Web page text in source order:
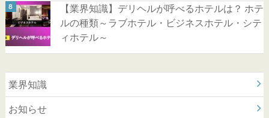
【業界知識】デリヘルが呼べるホテルは？ ホテ
ルの種類～ラブホテル・ビジネスホテル・シテ
ィホテル～
業界知識
お知らせ